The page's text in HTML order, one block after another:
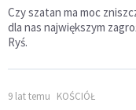
Czy szatan ma moc
dla nas największym
Ryś.
9 lat temu KOŚCIÓŁ